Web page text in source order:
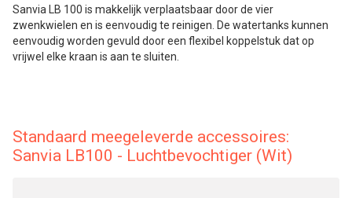
Sanvia LB 100 is makkelijk verplaatsbaar door de vier
zwenkwielen en is eenvoudig te reinigen. De watertanks kunnen
eenvoudig worden gevuld door een flexibel koppelstuk dat op
vrijwel elke kraan is aan te sluiten.
Standaard meegeleverde accessoires:
Sanvia LB100 - Luchtbevochtiger (Wit)